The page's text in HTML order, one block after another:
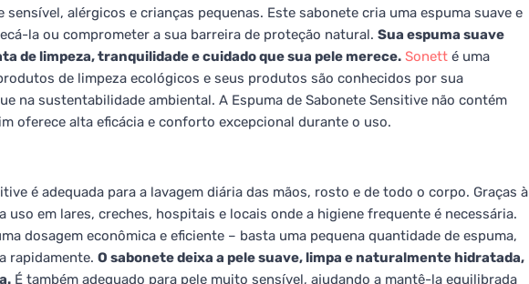
sensível, alérgicos e crianças pequenas. Este sabonete cria uma espuma suave e
la ou comprometer a sua barreira de proteção natural. Sua espuma suave
de limpeza, tranquilidade e cuidado que sua pele merece. Sonett é uma
de limpeza ecológicos e seus produtos são conhecidos por sua
na sustentabilidade ambiental. A Espuma de Sabonete Sensitive não contém
oferece alta eficácia e conforto excepcional durante o uso.
é adequada para a lavagem diária das mãos, rosto e de todo o corpo. Graças à
uso em lares, creches, hospitais e locais onde a higiene frequente é necessária.
dosagem econômica e eficiente – basta uma pequena quantidade de espuma,
rapidamente. O sabonete deixa a pele suave, limpa e naturalmente hidratada,
É também adequado para pele muito sensível, ajudando a mantê-la equilibrada